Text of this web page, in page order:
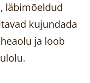
läbimõeldud
kujundada
ja loob